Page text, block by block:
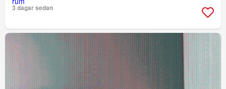
3 dagar sedan